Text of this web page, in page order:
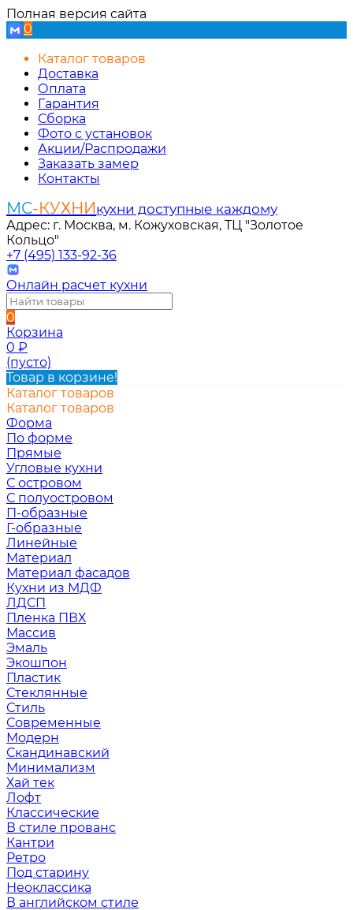
Полная версия сайта
0
Каталог товаров
Доставка
Оплата
Гарантия
Сборка
Фото с установок
Акции/Распродажи
Заказать замер
Контакты
МС-КУХНИкухни доступные каждому
Адрес: г. Москва, м. Кожуховская, ТЦ "Золотое
Кольцо"
+7 (495) 133-92-36
Онлайн расчет кухни
0
Корзина
0 ₽
(пусто)
Товар в корзине!
Каталог товаров
Каталог товаров
Форма
По форме
Прямые
Угловые кухни
С островом
С полуостровом
П-образные
Г-образные
Линейные
Материал
Материал фасадов
Кухни из МДФ
ЛДСП
Пленка ПВХ
Массив
Эмаль
Экошпон
Пластик
Стеклянные
Стиль
Современные
Модерн
Скандинавский
Минимализм
Хай тек
Лофт
Классические
В стиле прованс
Кантри
Ретро
Под старину
Неоклассика
В английском стиле